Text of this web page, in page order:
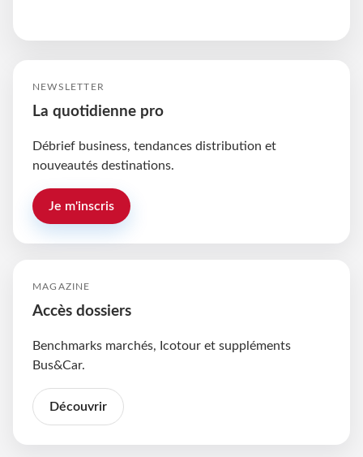
NEWSLETTER
La quotidienne pro
Débrief business, tendances distribution et
nouveautés destinations.
Je m'inscris
MAGAZINE
Accès dossiers
Benchmarks marchés, Icotour et suppléments
Bus&Car.
Découvrir